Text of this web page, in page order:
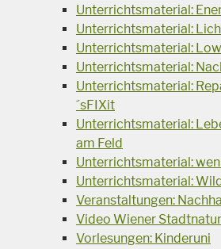
Unterrichtsmaterial:
Unterrichtsmaterial:
Unterrichtsmaterial:
Unterrichtsmaterial:
Unterrichtsmaterial:
´sFIXit
Unterrichtsmaterial:
am Feld
Unterrichtsmaterial:
Unterrichtsmaterial:
Veranstaltungen:
Video Wiener Stadtnatur
Vorlesungen: Kinderuni